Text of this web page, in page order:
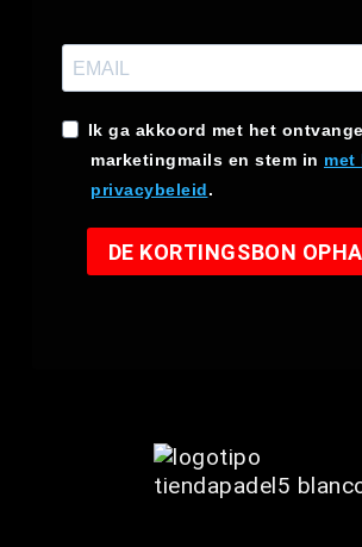
Ik ga akkoord met het
marketingmails en stem in met
privacybeleid.
DE KORTINGSBON